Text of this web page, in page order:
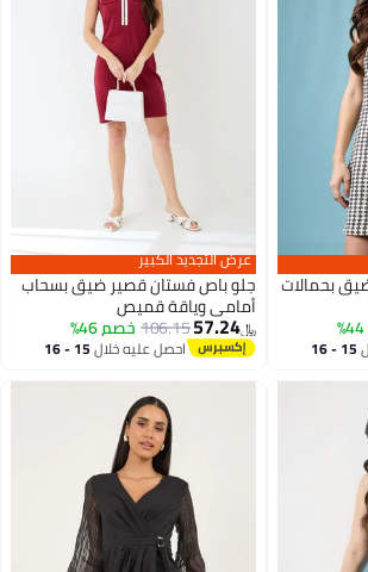
بحمالات
15 - 16
عرض التجديد الكبير
جلو باص فستان قصير ضيق بسحاب
أمامي وياقة قميص
﷼‏57.24
106.15خصم 46%
احصل عليه خلال 15 - 16